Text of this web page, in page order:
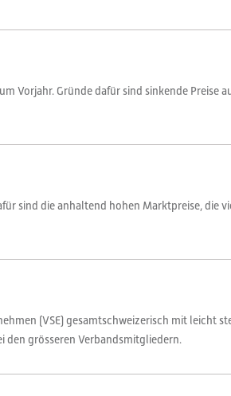
Vorjahr. Gründe dafür sind sinkende Preise
sind die anhaltend hohen Marktpreise, die
(VSE) gesamtschweizerisch mit leicht
den grösseren Verbandsmitgliedern.